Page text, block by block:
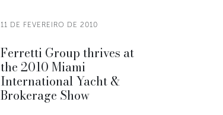
11 DE FEVEREIRO DE 2010
Ferretti Group thrives at
the 2010 Miami
International Yacht &
Brokerage Show